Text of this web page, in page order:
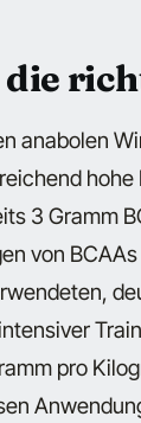
anabolen
3 Gramm
von
pro